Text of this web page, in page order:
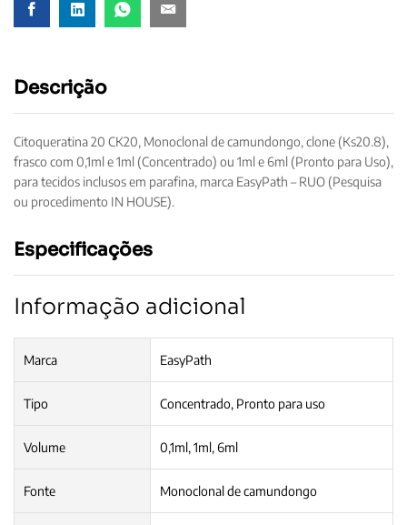
Descrição
Citoqueratina 20 CK20, Monoclonal de camundongo, clone (Ks20.8),
frasco com 0,1ml e 1ml (Concentrado) ou 1ml e 6ml (Pronto para Uso),
para tecidos inclusos em parafina, marca EasyPath – RUO (Pesquisa
ou procedimento IN HOUSE).
Especificações
Informação adicional
Marca EasyPath
Tipo Concentrado, Pronto para uso
Volume 0,1ml, 1ml, 6ml
Fonte Monoclonal de camundongo